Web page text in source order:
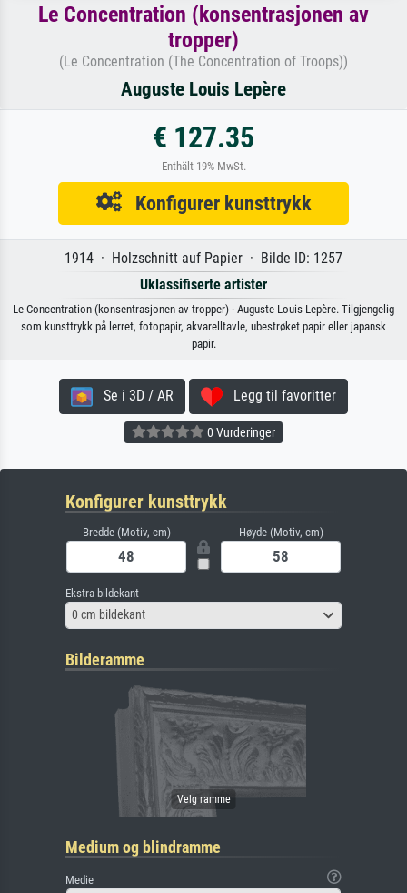
Le Concentration (konsentrasjonen av
tropper)
(Le Concentration (The Concentration of Troops))
Auguste Louis Lepère
€ 127.35
Enthält 19% MwSt.
Konfigurer kunsttrykk
1914 · Holzschnitt auf Papier · Bilde ID: 1257
Uklassifiserte artister
Le Concentration (konsentrasjonen av tropper) · Auguste Louis Lepère. Tilgjengelig
som kunsttrykk på lerret, fotopapir, akvarelltavle, ubestrøket papir eller japansk
papir.
Se i 3D / AR Legg til favoritter
0 Vurderinger
Konfigurer kunsttrykk
Bredde (Motiv, cm) Høyde (Motiv, cm)
Ekstra bildekant
0 cm bildekant
Bilderamme
Medium og blindramme
Medie